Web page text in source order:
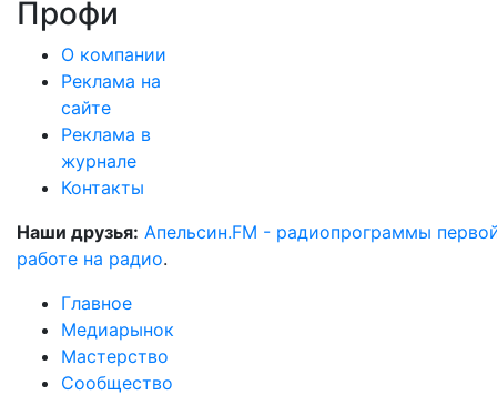
Профи
О компании
Реклама на
сайте
Реклама в
журнале
Контакты
Наши друзья: Апельсин.FM - радиопрограммы
работе на радио.
Главное
Медиарынок
Мастерство
Сообщество